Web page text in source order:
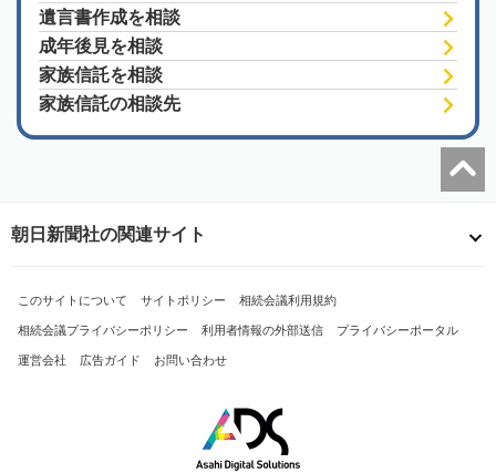
遺言書作成を相談
成年後見を相談
家族信託を相談
家族信託の相談先
朝日新聞社の関連サイト
このサイトについて サイトポリシー 相続会議利用規約
相続会議プライバシーポリシー 利用者情報の外部送信 プライバシーポータル
運営会社 広告ガイド お問い合わせ